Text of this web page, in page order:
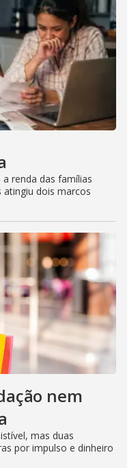
renda das famílias
atingiu dois marcos
nem
mas duas
por impulso e dinheiro